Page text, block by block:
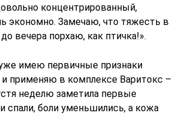
концентрированный,
экономно. Замечаю, что тяжесть в
до вечера порхаю, как птичка!».
имею первичные признаки
и применяю в комплексе Варитокс –
неделю заметила первые
спали, боли уменьшились, а кожа